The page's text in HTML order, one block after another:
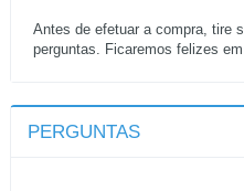
Antes de efetuar a compra, tire
perguntas. Ficaremos felizes
PERGUNTAS